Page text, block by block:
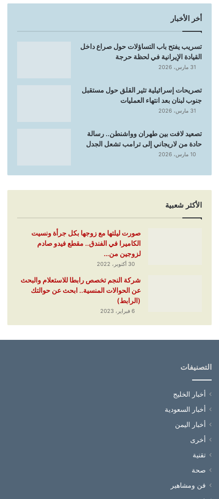
أخر الأخبار
تسريب يفتح باب التساؤلات حول صراع داخل
القيادة الإيرانية في لحظة حرجة
31 مارس، 2026
تصريحات إسرائيلية تثير القلق حول مستقبل
جنوب لبنان بعد انتهاء العمليات
31 مارس، 2026
تصعيد لافت بين طهران وواشنطن.. رسالة
حادة من لاريجاني إلى ترامب تشعل الجدل
10 مارس، 2026
الأكثر شعبية
صورت ليلتها مع زوجها بكل جرأة ونسيت
الكاميرا في الفندق.. مقطع فيدو صادم
لزوجين من…
30 أكتوبر، 2022
شركة النجم تخصص رابطا للاستعلام والبحث
عن الحوالات المنسية.. ابحث عن حوالتك
(الرابط)
6 فبراير، 2023
التصنيفات
أخبار الخليج
أخبار السعودية
أخبار اليمن
أخرى
تقنية
صحة
فن ومشاهير